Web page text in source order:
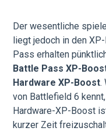
Der wesentliche
liegt jedoch in den
Pass erhalten
Battle Pass XP-
Hardware XP-Boost.
von Battlefield 6
Hardware-XP-Boost
kurzer Zeit